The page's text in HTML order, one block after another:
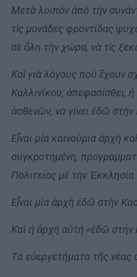
Μετὰ λοιπὸν ἀπὸ τὴν
τὶς μονάδες φροντίδας
σὲ ὅλη τὴν χώρα, νὰ τὶς
Καὶ γιὰ λόγους ποὺ ἔχουν
Καλλινίκου,
ἀσθενῶν, νὰ γίνει ἐδῶ
Εἶναι μία καινούρια ἀρχὴ
συγκροτημένη,
Πολιτείας μὲ τὴν
Εἶναι μία ἀρχὴ ἐδῶ στὴν
Καί ἡ ἀρχή αὐτή «ἐδῶ στήν
Τά εὐεργετήματα τῆς νέας